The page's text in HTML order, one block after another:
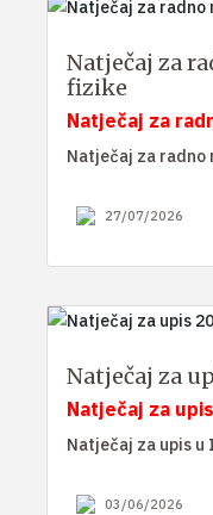
Natječaj za
fizike
Natječaj za
Natječaj za radno
27/07/2026
Natječaj za
Natječaj za
Natječaj za upis u
03/06/2026